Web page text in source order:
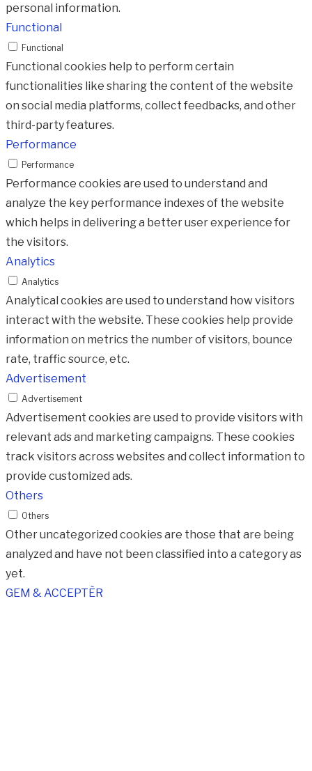
personal information.
Functional
Functional
Functional cookies help to perform certain
functionalities like sharing the content of the website
on social media platforms, collect feedbacks, and other
third-party features.
Performance
Performance
Performance cookies are used to understand and
analyze the key performance indexes of the website
which helps in delivering a better user experience for
the visitors.
Analytics
Analytics
Analytical cookies are used to understand how visitors
interact with the website. These cookies help provide
information on metrics the number of visitors, bounce
rate, traffic source, etc.
Advertisement
Advertisement
Advertisement cookies are used to provide visitors with
relevant ads and marketing campaigns. These cookies
track visitors across websites and collect information to
provide customized ads.
Others
Others
Other uncategorized cookies are those that are being
analyzed and have not been classified into a category as
yet.
GEM & ACCEPTÈR